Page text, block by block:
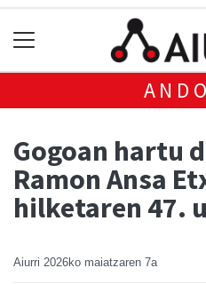
Gogoan hartu
Ramon Ansa
hilketaren 47.
Aiurri 2026ko maiatzaren 7a